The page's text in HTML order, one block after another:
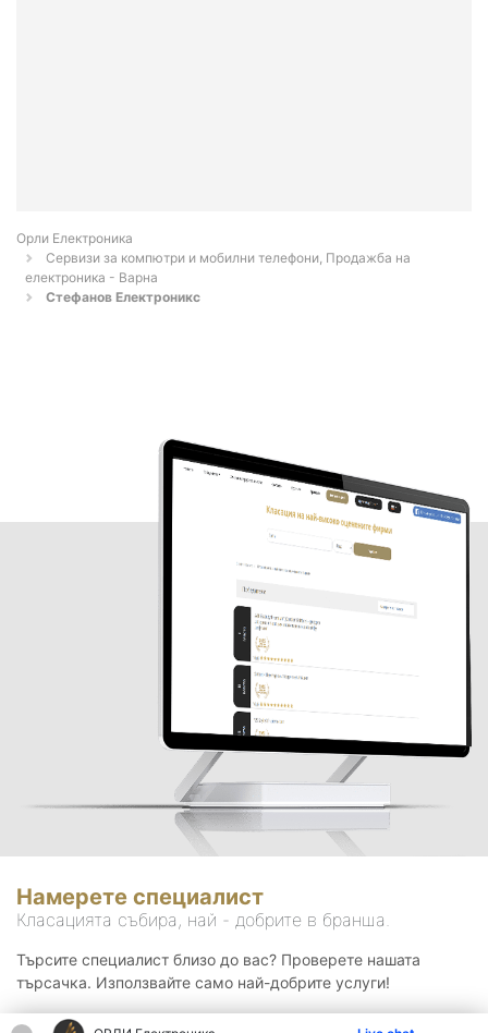
Орли Електроника
Сервизи за компютри и мобилни телефони, Продажба на
електроника - Варна
Стефанов Електроникс
Намерете специалист
Класацията събира, най - добрите в бранша.
Търсите специалист близо до вас? Проверете нашата
търсачка. Използвайте само най-добрите услуги!